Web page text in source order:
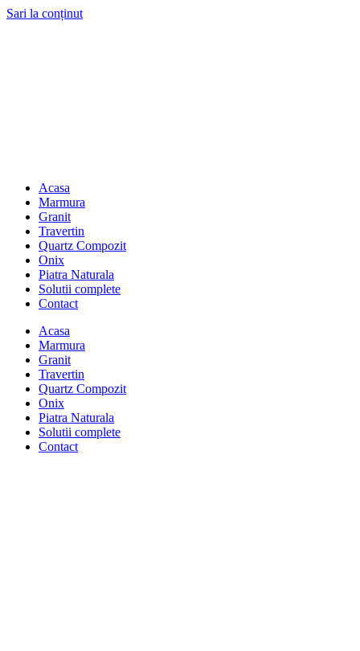
Sari la conținut
Acasa
Marmura
Granit
Travertin
Quartz Compozit
Onix
Piatra Naturala
Solutii complete
Contact
Acasa
Marmura
Granit
Travertin
Quartz Compozit
Onix
Piatra Naturala
Solutii complete
Contact